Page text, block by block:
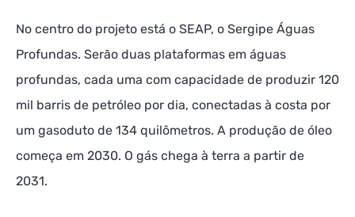
No centro do projeto está o SEAP, o Sergipe Águas
Profundas. Serão duas plataformas em águas
profundas, cada uma com capacidade de produzir 120
mil barris de petróleo por dia, conectadas à costa por
um gasoduto de 134 quilômetros. A produção de óleo
começa em 2030. O gás chega à terra a partir de
2031.